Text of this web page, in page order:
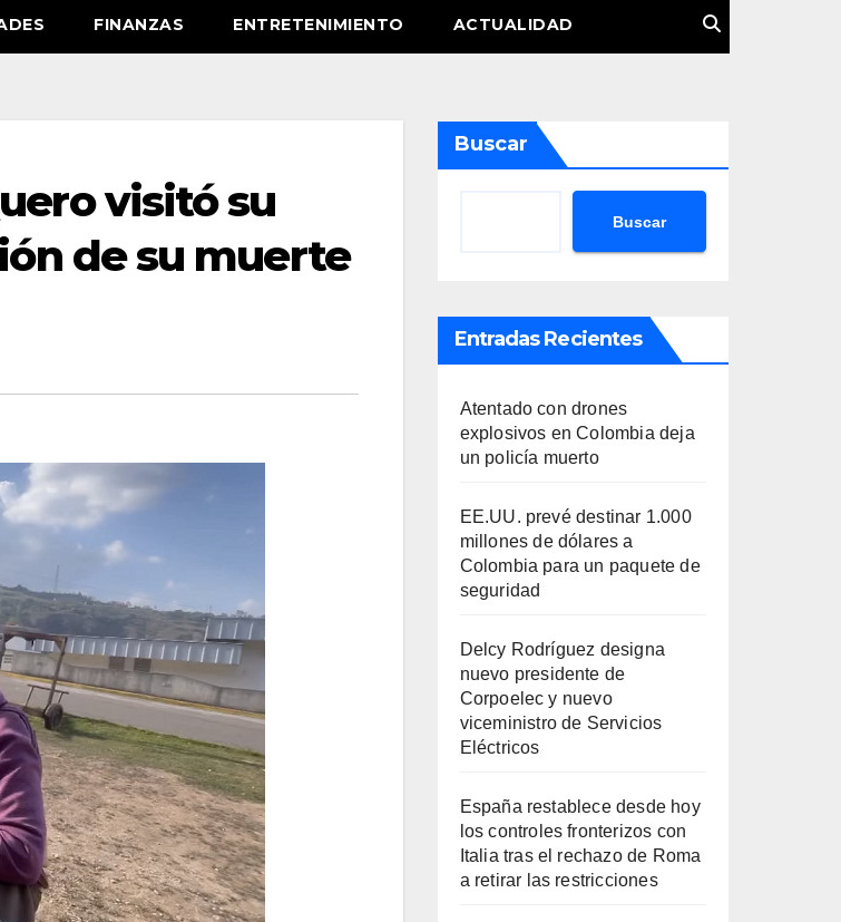
FINANZAS ENTRETENIMIENTO ACTUALIDAD
visitó su
de su muerte
Buscar
Buscar
Entradas Recientes
Atentado con drones
explosivos en Colombia deja
un policía muerto
EE.UU. prevé destinar 1.000
millones de dólares a
Colombia para un paquete de
seguridad
Delcy Rodríguez designa
nuevo presidente de
Corpoelec y nuevo
viceministro de Servicios
Eléctricos
España restablece desde hoy
los controles fronterizos con
Italia tras el rechazo de Roma
a retirar las restricciones